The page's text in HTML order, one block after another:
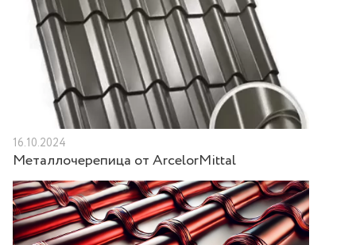
16.10.2024
Металлочерепица от ArcelorMittal